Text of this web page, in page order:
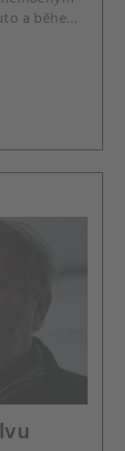
a během